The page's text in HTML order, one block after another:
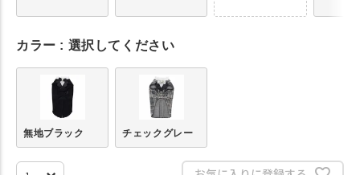
カラー 選択してください
無地ブラック チェックグレー